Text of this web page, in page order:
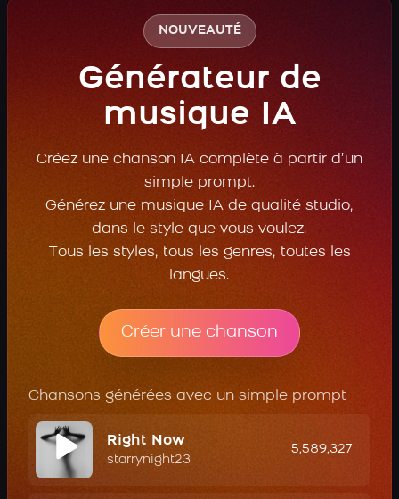
NOUVEAUTÉ
Générateur de
musique IA
Créez une chanson IA complète à partir d’un
simple prompt.
Générez une musique IA de qualité studio,
dans le style que vous voulez.
Tous les styles, tous les genres, toutes les
langues.
Créer une chanson
Chansons générées avec un simple prompt
Right Now
starrynight23
5,589,327